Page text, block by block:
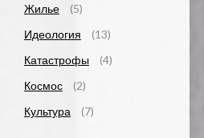
Жилье
(5)
Идеология
(13)
Катастрофы
(4)
Космос
(2)
Культура (7)